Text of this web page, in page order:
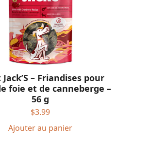
– Friandises pour
foie et de canneberge –
56 g
$3.99
Ajouter au panier